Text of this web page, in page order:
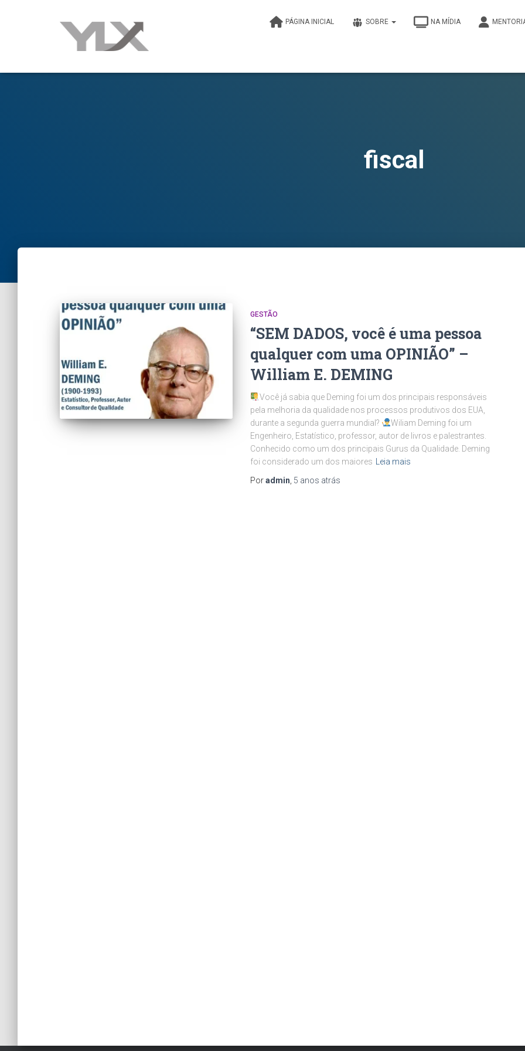
PÁGINA INICIAL SOBRE NA MÍDIA
fiscal
GESTÃO
“SEM DADOS, você é uma pessoa
qualquer com uma OPINIÃO” –
William E. DEMING
Você já sabia que Deming foi um dos principais responsáveis
pela melhoria da qualidade nos processos produtivos dos EUA,
durante a segunda guerra mundial?
Wiliam Deming foi um
Engenheiro, Estatístico, professor, autor de livros e palestrantes.
Conhecido como um dos principais Gurus da Qualidade. Deming
foi considerado um dos maiores
Leia mais
Poradmin 5 anos atrás